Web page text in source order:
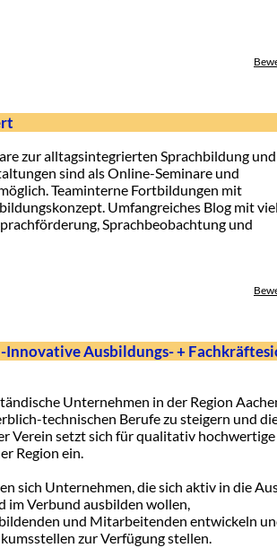
zur alltagsintegrierten Sprachbildung und
sind als Online-Seminare und
Teaminterne Fortbildungen mit
Umfangreiches Blog mit
Sprachbeobachtung und
Innovative Ausbildungs- +
Unternehmen in der Region
technischen Berufe zu steigern und
Verein setzt sich für qualitativ
Region ein.
sich Unternehmen, die sich aktiv in die
im Verbund ausbilden wollen,
und Mitarbeitenden entwickeln
zur Verfügung stellen.